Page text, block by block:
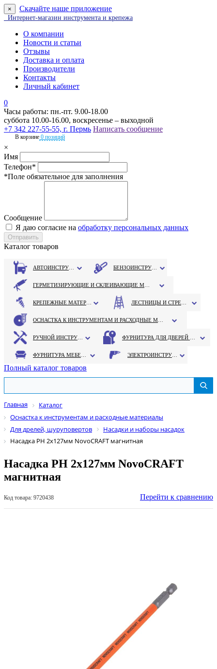
× Скачайте наше приложение
Интернет-магазин инструмента и крепежа
О компании
Новости и статьи
Отзывы
Доставка и оплата
Производители
Контакты
Личный кабинет
0
Часы работы: пн.-пт. 9.00-18.00
суббота 10.00-16.00, воскресенье – выходной
+7 342 227-55-55, г. Пермь Написать сообщение
В корзине 0 позиций
×
Имя
Телефон*
*Поле обязательное для заполнения
Сообщение
Я даю согласие на обработку персональных данных
Каталог товаров
Полный каталог товаров
Главная
Каталог
Оснастка к инструментам и расходные материалы
Для дрелей, шуруповертов
Насадки и наборы насадок
Насадка PH 2х127мм NovoCRAFT магнитная
Насадка PH 2х127мм NovoCRAFT
магнитная
Код товара: 9720438 Перейти к сравнению